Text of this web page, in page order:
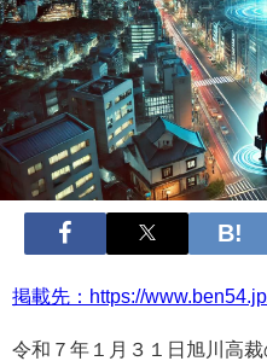
掲載先：https://
令和７年１月３１日旭川高